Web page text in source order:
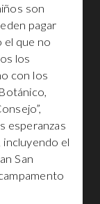
son
pagar
el que no
los
con los
esperanzas
el
San